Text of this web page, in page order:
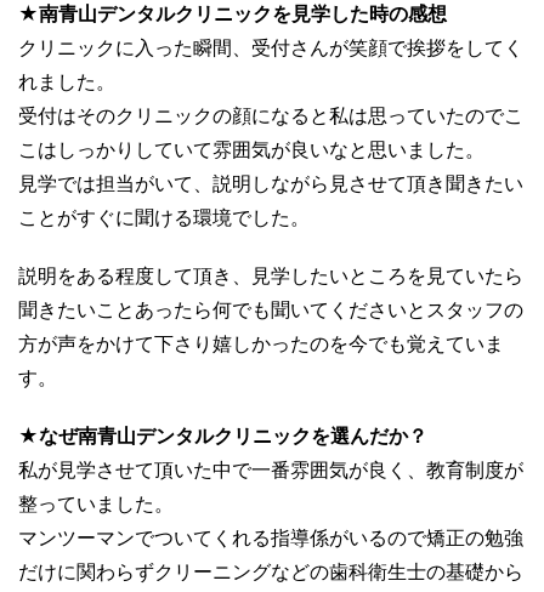
★南青山デンタルクリニックを見学した時の感想
クリニックに入った瞬間、受付さんが笑顔で挨拶をしてく
れました。
受付はそのクリニックの顔になると私は思っていたのでこ
こはしっかりしていて雰囲気が良いなと思いました。
見学では担当がいて、説明しながら見させて頂き聞きたい
ことがすぐに聞ける環境でした。
説明をある程度して頂き、見学したいところを見ていたら
聞きたいことあったら何でも聞いてくださいとスタッフの
方が声をかけて下さり嬉しかったのを今でも覚えていま
す。
★なぜ南青山デンタルクリニックを選んだか？
私が見学させて頂いた中で一番雰囲気が良く、教育制度が
整っていました。
マンツーマンでついてくれる指導係がいるので矯正の勉強
だけに関わらずクリーニングなどの歯科衛生士の基礎から